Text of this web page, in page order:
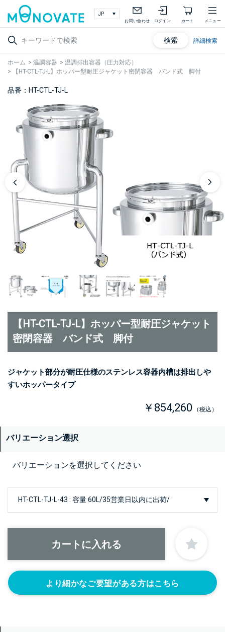
お問い合わせ ログイン カート メニュー
検索 詳細検索
ホーム > 温調容器 > 温調排出容器（圧力対応）
>
【HT-CTL-TJ-L】ホッパー型耐圧ジャケット密閉容器 バンド式 脚付
品番：HT-CTL-TJ-L
【HT-CTL-TJ-L】ホッパー型耐圧ジャケット
密閉容器 バンド式 脚付
ジャケット部分が耐圧仕様のステンレス容器内槽は排出しや
すいホッパータイプ
￥854,260 （税込）
バリエーション選択
バリエーションを選択してください
より細かなご要望がある方はこちら